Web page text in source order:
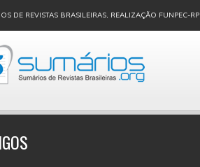
DE REVISTAS BRASILEIRAS, REALIZAÇÃO FUNPEC-RP